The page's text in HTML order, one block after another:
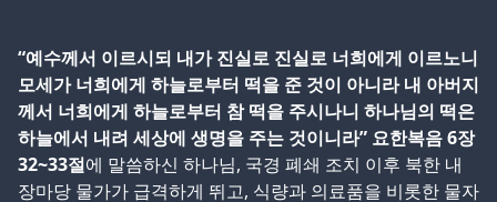
“예수께서 이르시되 내가 진실로 진실로 너희에게 이르노니
모세가 너희에게 하늘로부터 떡을 준 것이 아니라 내 아버지
께서 너희에게 하늘로부터 참 떡을 주시나니 하나님의 떡은
하늘에서 내려 세상에 생명을 주는 것이니라” 요한복음 6장
32~33절에 말씀하신 하나님, 국경 폐쇄 조치 이후 북한 내
장마당 물가가 급격하게 뛰고, 식량과 의료품을 비롯한 물자